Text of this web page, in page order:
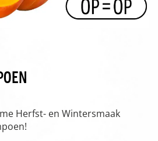
Herfst- en Wintersmaak